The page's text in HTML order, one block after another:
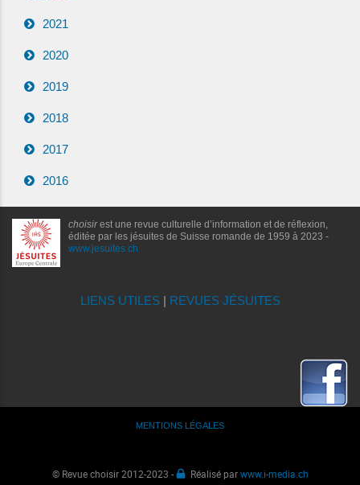
2021
2020
2019
2018
2017
2016
choisirest une revue culturelle d’information et de réflexion,
éditée par les jésuites de Suisse romande de 1959 à 2023 -
www.jesuites.ch
LIENS UTILES| REVUES JÉSUITES
MENTIONS LÉGALES
© Revue choisir 2012-2023 - Réalisé parwww.i-media.ch